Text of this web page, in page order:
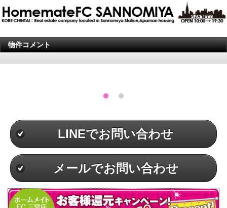
物件コメント
LINEでお問い合わせ
メールでお問い合わせ